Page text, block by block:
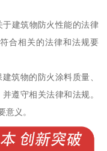
建筑物防火性能的法律
合相关的法律和法规要
筑物的防火涂料质量、
遵守相关法律和法规。
意义。